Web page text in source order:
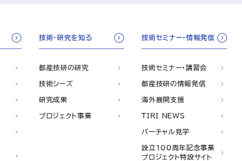
技術・研究を知る
都産技研の研究
技術シーズ
研究成果
プロジェクト事業
技術セミナー・情報発信
技術セミナー・講習会
都産技研の情報発信
海外展開支援
TIRI NEWS
バーチャル見学
設立100周年記念事業
プロジェクト特設サイト